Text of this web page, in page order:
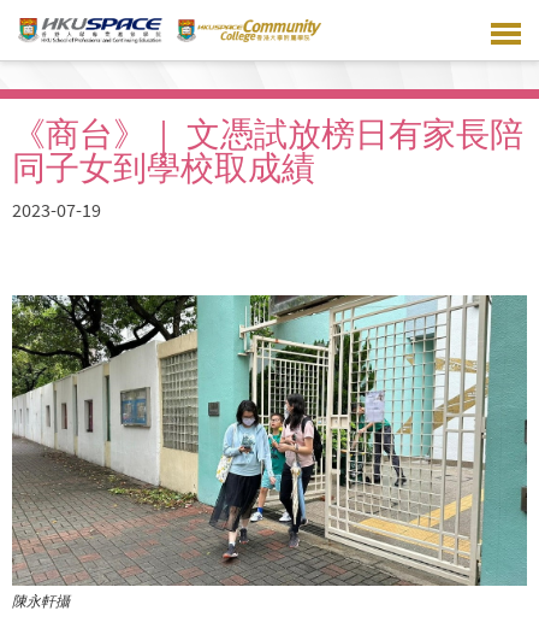
main
《商台》｜ 文憑試放榜日有家長陪
同子女到學校取成績
2023-07-19
陳永軒攝